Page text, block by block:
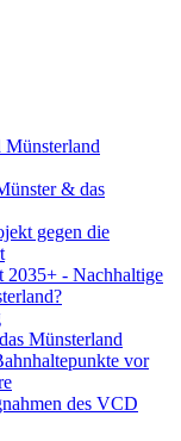
Münsterland
& das
gegen die
2035+ - Nachhaltige
Münsterland
vor
des VCD